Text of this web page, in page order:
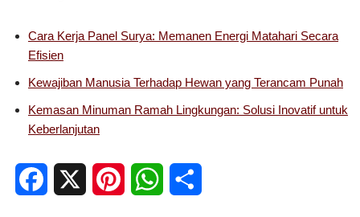
Cara Kerja Panel Surya: Memanen Energi Matahari Secara
Efisien
Kewajiban Manusia Terhadap Hewan yang Terancam Punah
Kemasan Minuman Ramah Lingkungan: Solusi Inovatif untuk
Keberlanjutan